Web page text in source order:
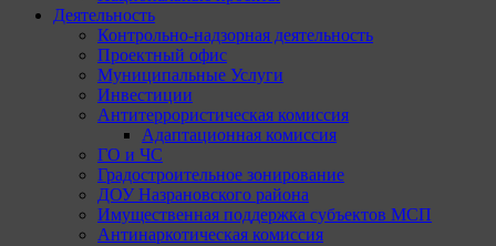
Деятельность
Контрольно-надзорная деятельность
Проектный офис
Муниципальные Услуги
Инвестиции
Антитеррористическая комиссия
Адаптационная комиссия
ГО и ЧС
Градостроительное зонирование
ДОУ Назрановского района
Имущественная поддержка субъектов МСП
Антинаркотическая комиссия